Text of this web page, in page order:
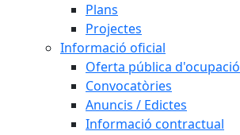
Plans
Projectes
Informació oficial
Oferta pública d'ocupació
Convocatòries
Anuncis / Edictes
Informació contractual